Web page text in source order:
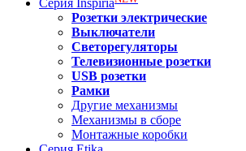
Серия Inspiria
Розетки электрические
Выключатели
Светорегуляторы
Телевизионные розетки
USB розетки
Рамки
Другие механизмы
Механизмы в сборе
Монтажные коробки